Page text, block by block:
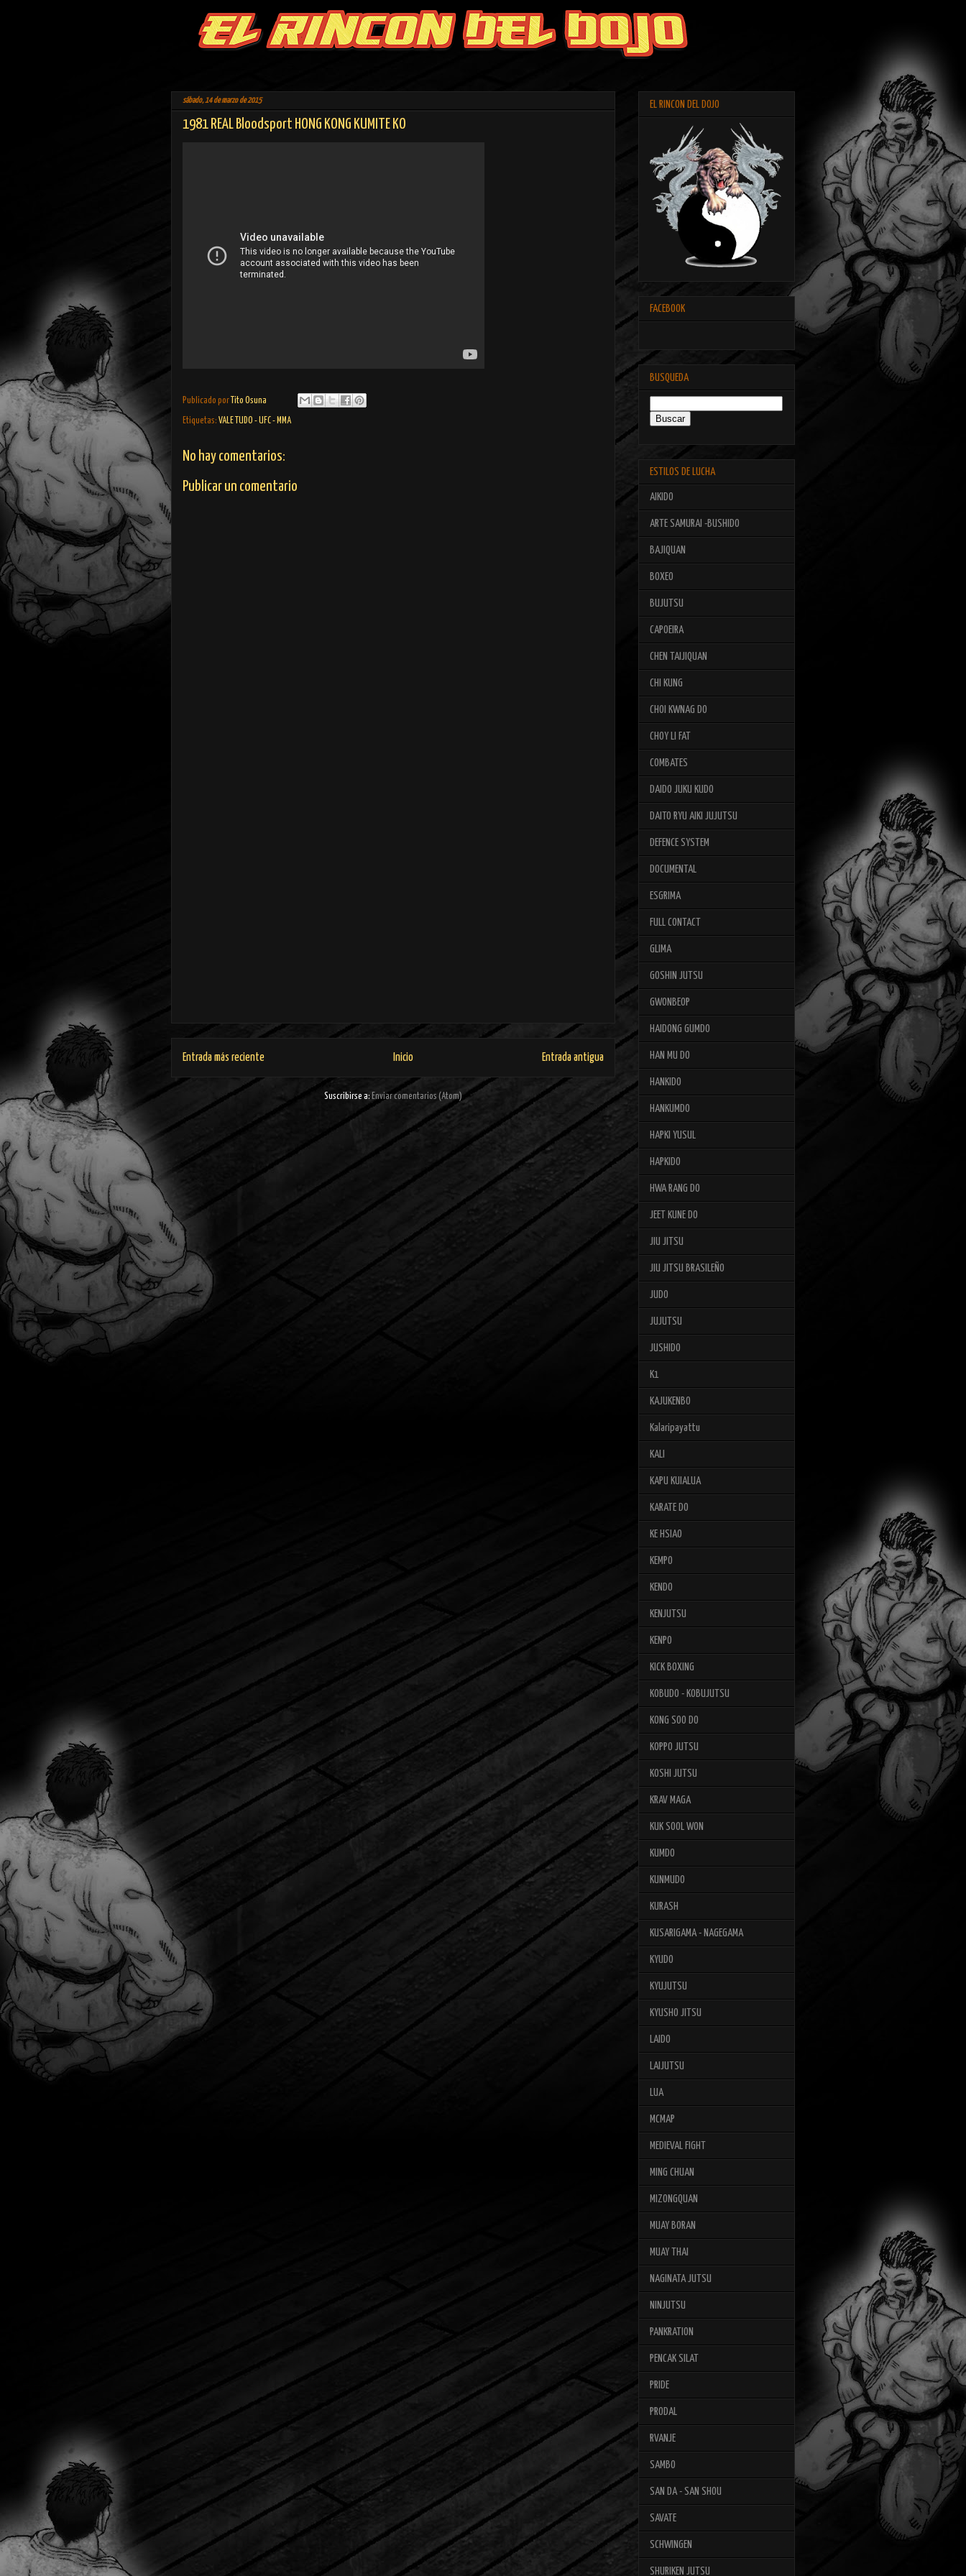
sábado, 14 de marzo de 2015
1981 REAL Bloodsport HONG KONG KUMITE KO
Publicado por Tito Osuna
Etiquetas: VALE TUDO - UFC - MMA
No hay comentarios:
Publicar un comentario
Entrada más reciente Entrada antigua
Inicio
Suscribirse a: Enviar comentarios (Atom)
EL RINCON DEL DOJO
FACEBOOK
BUSQUEDA
ESTILOS DE LUCHA
AIKIDO
ARTE SAMURAI -BUSHIDO
BAJIQUAN
BOXEO
BUJUTSU
CAPOEIRA
CHEN TAIJIQUAN
CHI KUNG
CHOI KWNAG DO
CHOY LI FAT
COMBATES
DAIDO JUKU KUDO
DAITO RYU AIKI JUJUTSU
DEFENCE SYSTEM
DOCUMENTAL
ESGRIMA
FULL CONTACT
GLIMA
GOSHIN JUTSU
GWONBEOP
HAIDONG GUMDO
HAN MU DO
HANKIDO
HANKUMDO
HAPKI YUSUL
HAPKIDO
HWA RANG DO
JEET KUNE DO
JIU JITSU
JIU JITSU BRASILEÑO
JUDO
JUJUTSU
JUSHIDO
K1
KAJUKENBO
Kalaripayattu
KALI
KAPU KUIALUA
KARATE DO
KE HSIAO
KEMPO
KENDO
KENJUTSU
KENPO
KICK BOXING
KOBUDO - KOBUJUTSU
KONG SOO DO
KOPPO JUTSU
KOSHI JUTSU
KRAV MAGA
KUK SOOL WON
KUMDO
KUNMUDO
KURASH
KUSARIGAMA - NAGEGAMA
KYUDO
KYUJUTSU
KYUSHO JITSU
LAIDO
LAIJUTSU
LUA
MCMAP
MEDIEVAL FIGHT
MING CHUAN
MIZONGQUAN
MUAY BORAN
MUAY THAI
NAGINATA JUTSU
NINJUTSU
PANKRATION
PENCAK SILAT
PRIDE
PRODAL
RVANJE
SAMBO
SAN DA - SAN SHOU
SAVATE
SCHWINGEN
SHURIKEN JUTSU